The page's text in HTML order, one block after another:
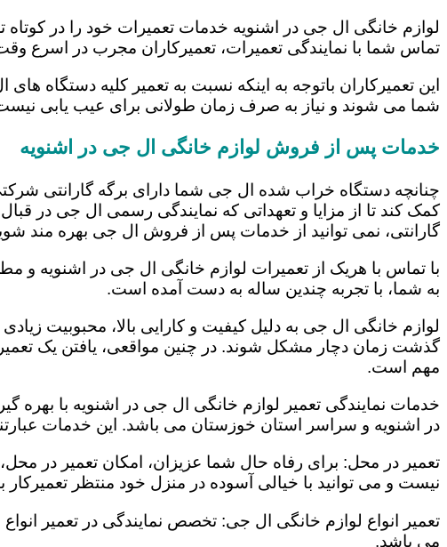
لوازم خانگی ال جی در اشنویه خدمات تعمیرات خود را در
تماس شما با نمایندگی تعمیرات، تعمیرکاران مجرب در اسرع
این تعمیرکاران باتوجه به اینکه نسبت به تعمیر کلیه دستگاه
شما می شوند و نیاز به صرف زمان طولانی برای عیب یابی
خدمات پس از فروش لوازم خانگی ال جی در اشنویه
چنانچه دستگاه خراب شده ال جی شما دارای برگه گارانتی
کمک کند تا از مزایا و تعهداتی که نمایندگی رسمی ال جی در قبال
گارانتی، نمی توانید از خدمات پس از فروش ال جی بهره مند
با تماس با هریک از تعمیرات لوازم خانگی ال جی در اشنویه و
به شما، با تجربه چندین ساله به دست آمده است.
لوازم خانگی ال جی به دلیل کیفیت و کارایی بالا، محبوبیت
گذشت زمان دچار مشکل شوند. در چنین مواقعی، یافتن یک
مهم است.
خدمات نمایندگی تعمیر لوازم خانگی ال جی در اشنویه با بهره
در اشنویه و سراسر استان خوزستان می باشد. این خدمات
تعمیر در محل: برای رفاه حال شما عزیزان، امکان تعمیر در
نیست و می توانید با خیالی آسوده در منزل خود منتظر تعمیرکار
تعمیر انواع لوازم خانگی ال جی: تخصص نمایندگی در تعمیر
می باشد.